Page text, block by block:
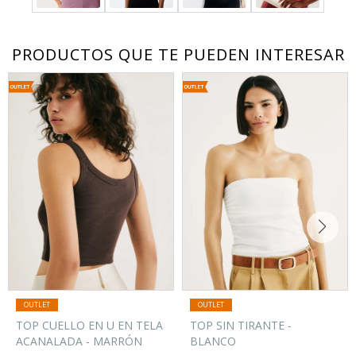
PRODUCTOS QUE TE PUEDEN INTERESAR
TOP CUELLO EN U EN TELA
ACANALADA - MARRÓN
TOP SIN TIRANTE -
BLANCO